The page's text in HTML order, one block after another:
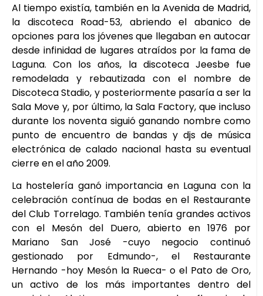
Al tiempo existía, también en la Avenida de Madrid,
la discoteca Road-53, abriendo el abanico de
opciones para los jóvenes que llegaban en autocar
desde infinidad de lugares atraídos por la fama de
Laguna. Con los años, la discoteca Jeesbe fue
remodelada y rebautizada con el nombre de
Discoteca Stadio, y posteriormente pasaría a ser la
Sala Move y, por último, la Sala Factory, que incluso
durante los noventa siguió ganando nombre como
punto de encuentro de bandas y djs de música
electrónica de calado nacional hasta su eventual
cierre en el año 2009.
La hostelería ganó importancia en Laguna con la
celebración contínua de bodas en el Restaurante
del Club Torrelago. También tenía grandes activos
con el Mesón del Duero, abierto en 1976 por
Mariano San José -cuyo negocio continuó
gestionado por Edmundo-, el Restaurante
Hernando -hoy Mesón la Rueca- o el Pato de Oro,
un activo de los más importantes dentro del